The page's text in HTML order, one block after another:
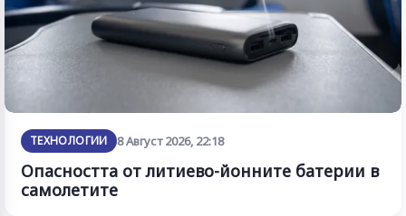
ТЕХНОЛОГИИ 8 Август 2026, 22:18
Опасността от литиево-йонните батерии в
самолетите